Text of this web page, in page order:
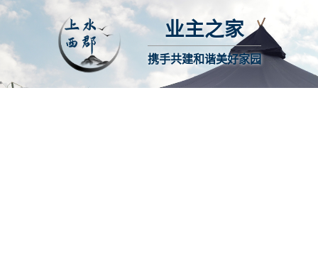
业主之家
携手共建和谐美好家园